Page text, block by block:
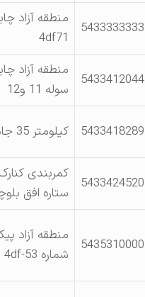
5433333333
منطقه آزاد
4df71
5433412044
منطقه آزاد
سوله 11 و12
5433418289 کیلومتر 35 جاده چابهار-سرباز
5433424520
کمربندی
ستاره افق
5435310000
منطقه آزاد
شماره 4df-53 و 4df-74